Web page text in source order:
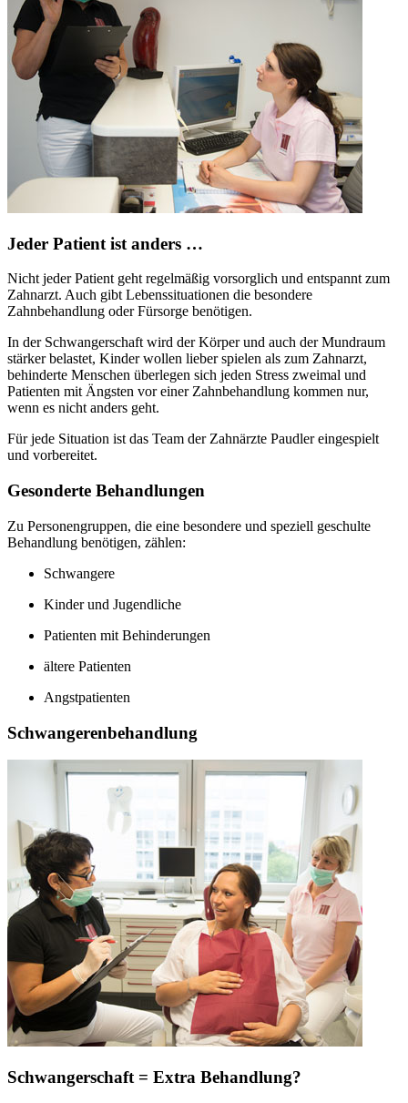
Jeder Patient ist anders …
Nicht jeder Patient geht regelmäßig vorsorglich und entspannt zum
Zahnarzt. Auch gibt Lebenssituationen die besondere
Zahnbehandlung oder Fürsorge benötigen.
In der Schwangerschaft wird der Körper und auch der Mundraum
stärker belastet, Kinder wollen lieber spielen als zum Zahnarzt,
behinderte Menschen überlegen sich jeden Stress zweimal und
Patienten mit Ängsten vor einer Zahnbehandlung kommen nur,
wenn es nicht anders geht.
Für jede Situation ist das Team der Zahnärzte Paudler eingespielt
und vorbereitet.
Gesonderte Behandlungen
Zu Personengruppen, die eine besondere und speziell geschulte
Behandlung benötigen, zählen:
Schwangere
Kinder und Jugendliche
Patienten mit Behinderungen
ältere Patienten
Angstpatienten
Schwangerenbehandlung
Schwangerschaft = Extra Behandlung?